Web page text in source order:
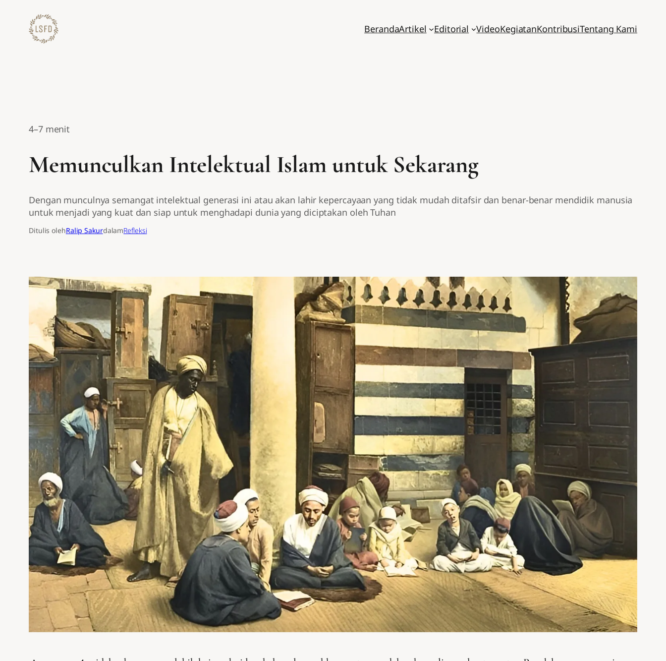
konten
BerandaArtikel Editorial VideoKegiatanKontribusiTentang Kami
4–7 menit
Memunculkan Intelektual Islam untuk Sekarang
Dengan munculnya semangat intelektual generasi ini atau akan lahir kepercayaan yang tidak mudah ditafsir dan benar-benar mendidik manusia
untuk menjadi yang kuat dan siap untuk menghadapi dunia yang diciptakan oleh Tuhan
Ditulis olehRalip SakurdalamRefleksi